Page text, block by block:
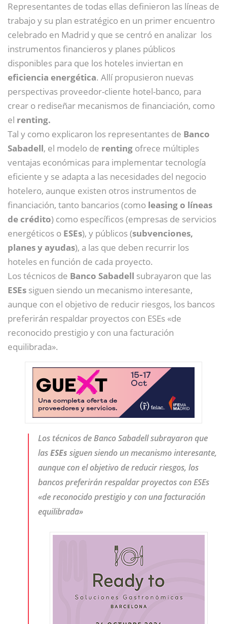
Representantes de todas ellas definieron las líneas de
trabajo y su plan estratégico en un primer encuentro
celebrado en Madrid y que se centró en analizar los
instrumentos financieros y planes públicos
disponibles para que los hoteles inviertan en
eficiencia energética. Allí propusieron nuevas
perspectivas proveedor-cliente hotel-banco, para
crear o rediseñar mecanismos de financiación, como
el renting.
Tal y como explicaron los representantes de Banco
Sabadell, el modelo de renting ofrece múltiples
ventajas económicas para implementar tecnología
eficiente y se adapta a las necesidades del negocio
hotelero, aunque existen otros instrumentos de
financiación, tanto bancarios (como leasing o líneas
de crédito) como específicos (empresas de servicios
energéticos o ESEs), y públicos (subvenciones,
planes y ayudas), a las que deben recurrir los
hoteles en función de cada proyecto.
Los técnicos de Banco Sabadell subrayaron que las
ESEs siguen siendo un mecanismo interesante,
aunque con el objetivo de reducir riesgos, los bancos
preferirán respaldar proyectos con ESEs «de
reconocido prestigio y con una facturación
equilibrada».
Los técnicos de Banco Sabadell subrayaron que
lasESEs siguen siendo un mecanismo interesante,
aunque con el objetivo de reducir riesgos, los
bancos preferirán respaldar proyectos con ESEs
«de reconocido prestigio y con una facturación
equilibrada»